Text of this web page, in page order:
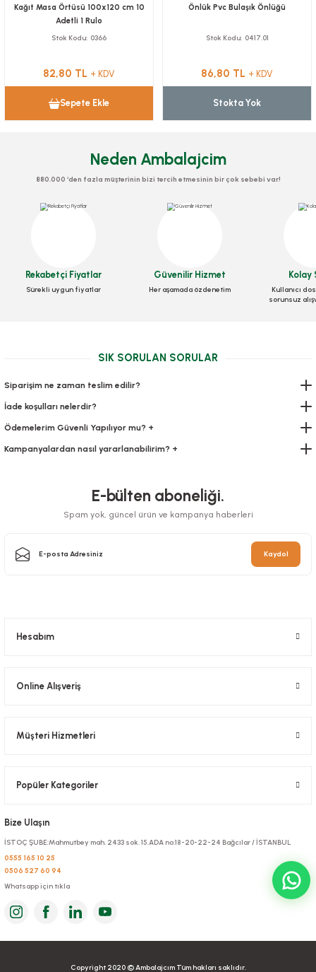
Kağıt Masa Örtüsü 100x120 cm 10
Adetli 1 Rulo
Stok Kodu 0366
82,80 TL + KDV
Sepete Ekle
Önlük Pvc Bulaşık Önlüğü
Stok Kodu 0417.01
86,80 TL + KDV
Stokta Yok
Neden Ambalajcim
880.000 ‘den fazla müşterinin bizi tercih etmesinin bir çok sebebi var!
Rekabetçi Fiyatlar
Sürekli uygun fiyatlar
Güvenilir Hizmet
Her aşamada özdenetim
Kolay
Kullanıcı
sorunsuz
SIK SORULAN SORULAR
Siparişim ne zaman teslim edilir?
İade koşulları nelerdir?
Ödemelerim Güvenli Yapılıyor mu? +
Kampanyalardan nasıl yararlanabilirim? +
E-bülten aboneliği.
Spam yok, güncel ürün ve kampanya haberleri
Kaydol
Hesabım
Online Alışveriş
Müşteri Hizmetleri
Popüler Kategoriler
Bize Ulaşın
İSTOÇ ŞUBE:Mahmutbey mah. 2433 sok. 15.ADA no:18-20-22-24 Bağcılar / İSTANBUL
0555 165 10 25
0506 527 60 94
Whatsapp için tıkla
Copyright 2020 © Ambalajcım Tüm hakları saklıdır.